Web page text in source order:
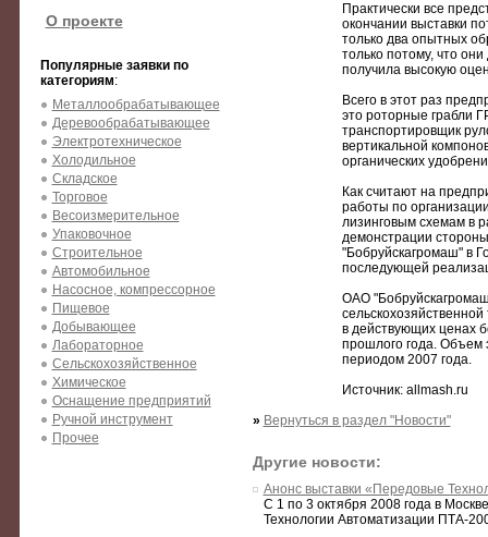
О проекте
Популярные заявки по
категориям:
Металлообрабатывающее
Деревообрабатывающее
Электротехническое
Холодильное
Складское
Торговое
Весоизмерительное
Упаковочное
Строительное
Автомобильное
Насосное, компрессорное
Пищевое
Добывающее
Лабораторное
Сельскохозяйственное
Химическое
Оснащение предприятий
Ручной инструмент
Прочее
Практически все
окончании выставки
только два опытных
только потому, что
получила высокую
Всего в этот раз
это роторные грабли
транспортировщик
вертикальной
органических
Как считают на
работы по
лизинговым схемам в
демонстрации
"Бобруйскагромаш" в
последующей
ОАО
в действующих ценах
прошлого года. Объем
периодом 2007 года.
Источник: allmash.ru
» Вернуться в раздел "Новости"
Другие новости:
Анонс выставки «Передовые
С 1 по 3 октября 2008 года в
Технологии Автоматизации ПТА-